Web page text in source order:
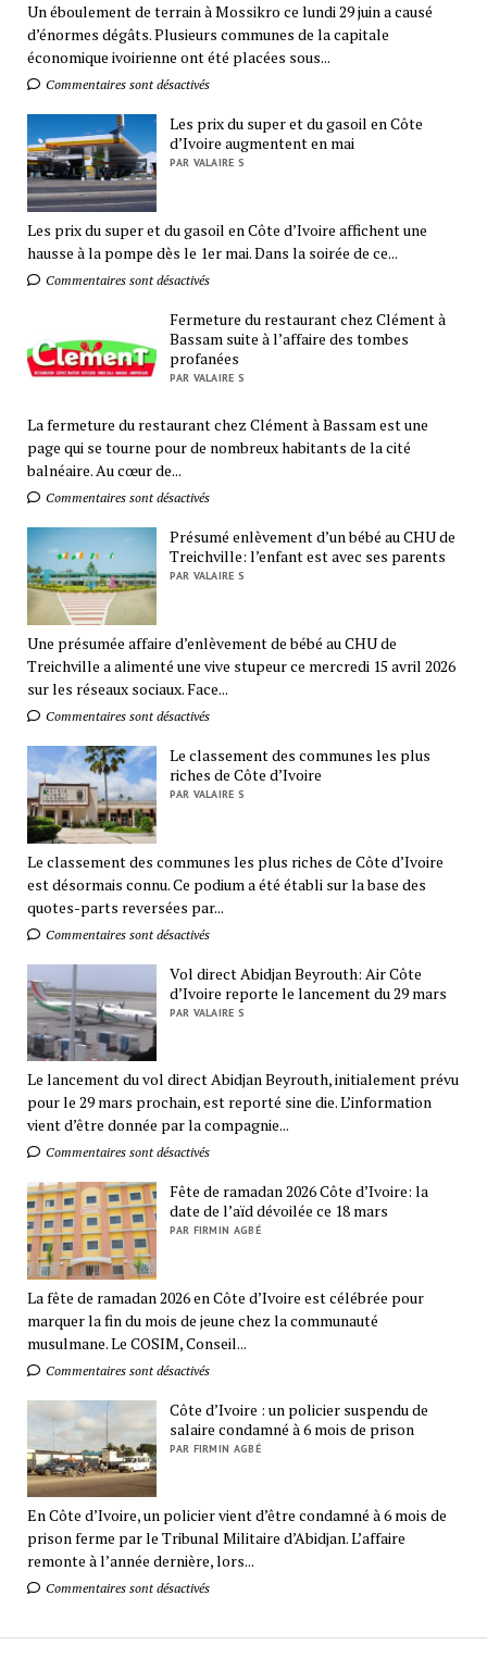
Un éboulement de terrain à Mossikro ce lundi 29 juin a causé
d’énormes dégâts. Plusieurs communes de la capitale
économique ivoirienne ont été placées sous...
Commentaires sont désactivés
Les prix du super et du gasoil en Côte
d’Ivoire augmentent en mai
PAR VALAIRE S
Les prix du super et du gasoil en Côte d’Ivoire affichent une
hausse à la pompe dès le 1er mai. Dans la soirée de ce...
Commentaires sont désactivés
Fermeture du restaurant chez Clément à
Bassam suite à l’affaire des tombes
profanées
PAR VALAIRE S
La fermeture du restaurant chez Clément à Bassam est une
page qui se tourne pour de nombreux habitants de la cité
balnéaire. Au cœur de...
Commentaires sont désactivés
Présumé enlèvement d’un bébé au CHU de
Treichville: l’enfant est avec ses parents
PAR VALAIRE S
Une présumée affaire d’enlèvement de bébé au CHU de
Treichville a alimenté une vive stupeur ce mercredi 15 avril 2026
sur les réseaux sociaux. Face...
Commentaires sont désactivés
Le classement des communes les plus
riches de Côte d’Ivoire
PAR VALAIRE S
Le classement des communes les plus riches de Côte d’Ivoire
est désormais connu. Ce podium a été établi sur la base des
quotes-parts reversées par...
Commentaires sont désactivés
Vol direct Abidjan Beyrouth: Air Côte
d’Ivoire reporte le lancement du 29 mars
PAR VALAIRE S
Le lancement du vol direct Abidjan Beyrouth, initialement prévu
pour le 29 mars prochain, est reporté sine die. L’information
vient d’être donnée par la compagnie...
Commentaires sont désactivés
Fête de ramadan 2026 Côte d’Ivoire: la
date de l’aïd dévoilée ce 18 mars
PAR FIRMIN AGBÉ
La fête de ramadan 2026 en Côte d’Ivoire est célébrée pour
marquer la fin du mois de jeune chez la communauté
musulmane. Le COSIM, Conseil...
Commentaires sont désactivés
Côte d’Ivoire : un policier suspendu de
salaire condamné à 6 mois de prison
PAR FIRMIN AGBÉ
En Côte d’Ivoire, un policier vient d’être condamné à 6 mois de
prison ferme par le Tribunal Militaire d’Abidjan. L’affaire
remonte à l’année dernière, lors...
Commentaires sont désactivés